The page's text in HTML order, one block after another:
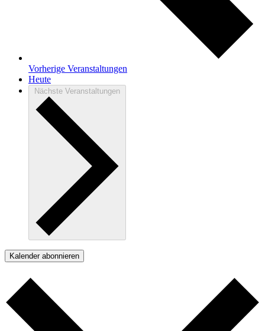
Vorherige Veranstaltungen
Heute
Nächste Veranstaltungen
Kalender abonnieren